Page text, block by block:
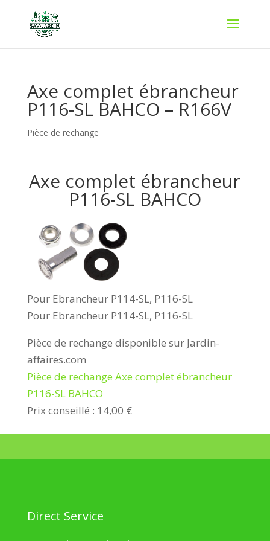
Axe complet ébrancheur
P116-SL BAHCO – R166V
Pièce de rechange
Axe complet ébrancheur
P116-SL BAHCO
Pour Ebrancheur P114-SL, P116-SL
Pour Ebrancheur P114-SL, P116-SL
Pièce de rechange disponible sur Jardin-
affaires.com
Pièce de rechange Axe complet ébrancheur
P116-SL BAHCO
Prix conseillé : 14,00 €
Direct Service